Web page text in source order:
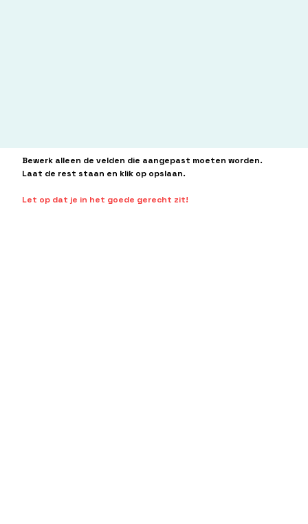
Bewerk alleen de velden die aangepast moeten worden.
Laat de rest staan en klik op opslaan.
Let op dat je in het goede gerecht zit!